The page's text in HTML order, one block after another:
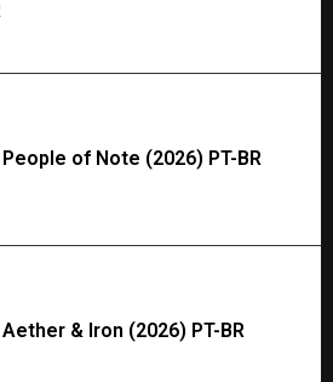
People of Note (2026) PT-BR
Aether & Iron (2026) PT-BR